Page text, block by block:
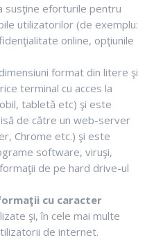
susţine eforturile pentru
utilizatorilor (de exemplu:
online, opţiunile
format din litere şi
terminal cu acces la
tabletă etc) şi este
de către un web-server
Chrome etc.) şi este
software, viruşi,
de pe hard drive-ul
cu caracter
şi, în cele mai multe
de internet.